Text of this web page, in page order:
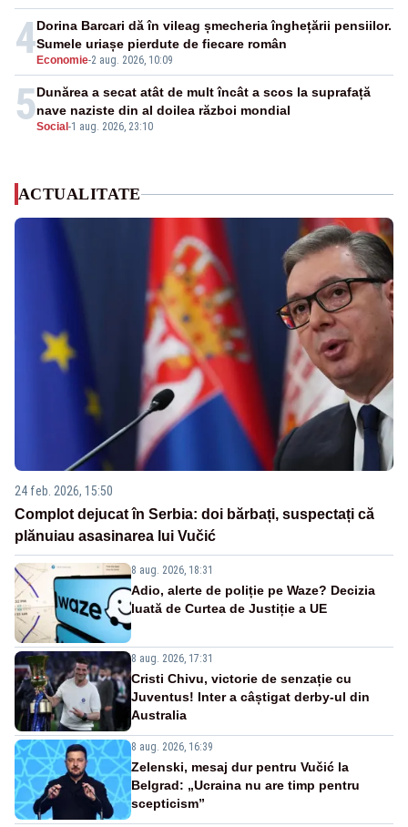
4 Economie-2 aug. 2026, 10:09
Dorina Barcari dă în vileag șmecheria înghețării pensiilor.
Sumele uriașe pierdute de fiecare român
5Social -1 aug. 2026, 23:10
Dunărea a secat atât de mult încât a scos la suprafață
nave naziste din al doilea război mondial
ACTUALITATE
24 feb. 2026, 15:50
Complot dejucat în Serbia: doi bărbați, suspectați că
plănuiau asasinarea lui Vučić
8 aug. 2026, 18:31
Adio, alerte de poliție pe Waze? Decizia
luată de Curtea de Justiție a UE
8 aug. 2026, 17:31
Cristi Chivu, victorie de senzație cu
Juventus! Inter a câștigat derby-ul din
Australia
8 aug. 2026, 16:39
Zelenski, mesaj dur pentru Vučić la
Belgrad: „Ucraina nu are timp pentru
scepticism”